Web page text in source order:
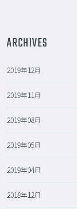
ARCHIVES
2019年12月
2019年11月
2019年08月
2019年05月
2019年04月
2018年12月